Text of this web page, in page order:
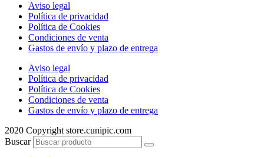
Aviso legal
Política de privacidad
Política de Cookies
Condiciones de venta
Gastos de envío y plazo de entrega
Aviso legal
Política de privacidad
Política de Cookies
Condiciones de venta
Gastos de envío y plazo de entrega
2020 Copyright store.cunipic.com
Buscar